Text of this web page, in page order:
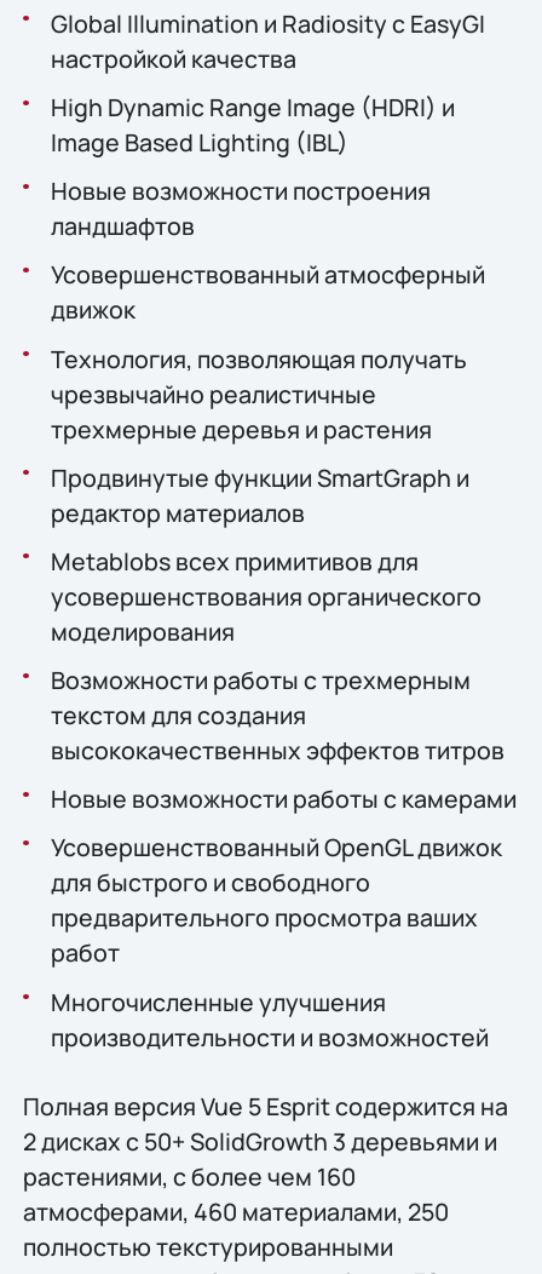
Global Illumination и Radiosity с EasyGI
настройкой качества
High Dynamic Range Image (HDRI) и
Image Based Lighting (IBL)
Новые возможности построения
ландшафтов
Усовершенствованный атмосферный
движок
Технология, позволяющая получать
чрезвычайно реалистичные
трехмерные деревья и растения
Продвинутые функции SmartGraph и
редактор материалов
Metablobs всех примитивов для
усовершенствования органического
моделирования
Возможности работы с трехмерным
текстом для создания
высококачественных эффектов титров
Новые возможности работы с камерами
Усовершенствованный OpenGL движок
для быстрого и свободного
предварительного просмотра ваших
работ
Многочисленные улучшения
производительности и возможностей
Полная версия Vue 5 Esprit содержится на
2 дисках с 50+ SolidGrowth 3 деревьями и
растениями, с более чем 160
атмосферами, 460 материалами, 250
полностью текстурированными